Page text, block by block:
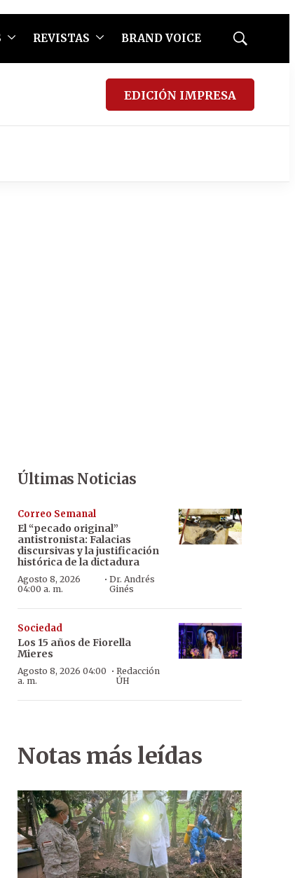
REVISTAS BRAND VOICE
Mostrar
EDICIÓN IMPRESA
Últimas Noticias
Correo Semanal
El “pecado original”
antistronista: Falacias
discursivas y la justificación
histórica de la dictadura
Agosto 8, 2026
04:00 a. m.
·Dr. Andrés
Ginés
Sociedad
Los 15 años de Fiorella
Mieres
Agosto 8, 2026 04:00
a. m.
· Redacción
ÚH
Notas más leídas